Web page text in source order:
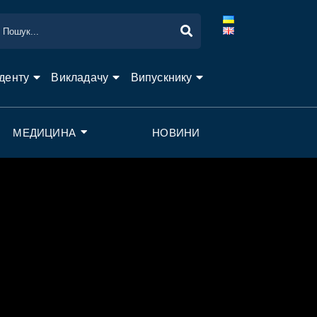
Викладачу Випускнику
МЕДИЦИНА НОВИНИ